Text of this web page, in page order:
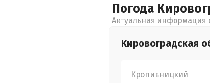
Погода
Актуальная информация
Кировоградская
Кропивницкий